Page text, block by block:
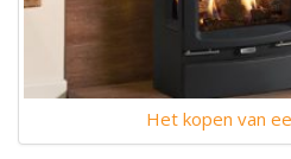
Het kopen van